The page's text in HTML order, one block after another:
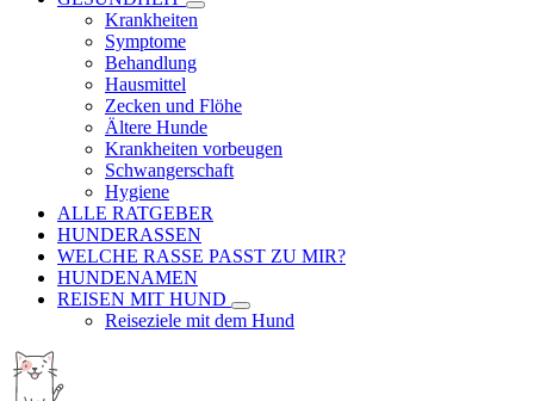
Krankheiten
Symptome
Behandlung
Hausmittel
Zecken und Flöhe
Ältere Hunde
Krankheiten vorbeugen
Schwangerschaft
Hygiene
ALLE RATGEBER
HUNDERASSEN
WELCHE RASSE PASST ZU MIR?
HUNDENAMEN
REISEN MIT HUND
Reiseziele mit dem Hund